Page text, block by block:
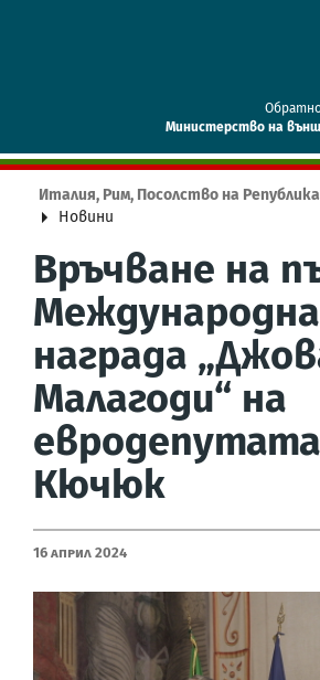
Mинистерство на
Италия, Рим, Посолство на
Новини
Връчване на
Международна
награда
Малагоди“ на
Кючюк
16 Април 2024